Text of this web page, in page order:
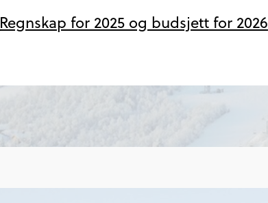
Regnskap for 2025 og budsjett for 2026